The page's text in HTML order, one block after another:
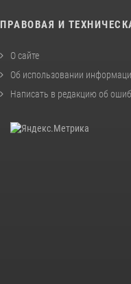
ПРАВОВАЯ И
О сайте
Об использовании
Написать в редакцию об